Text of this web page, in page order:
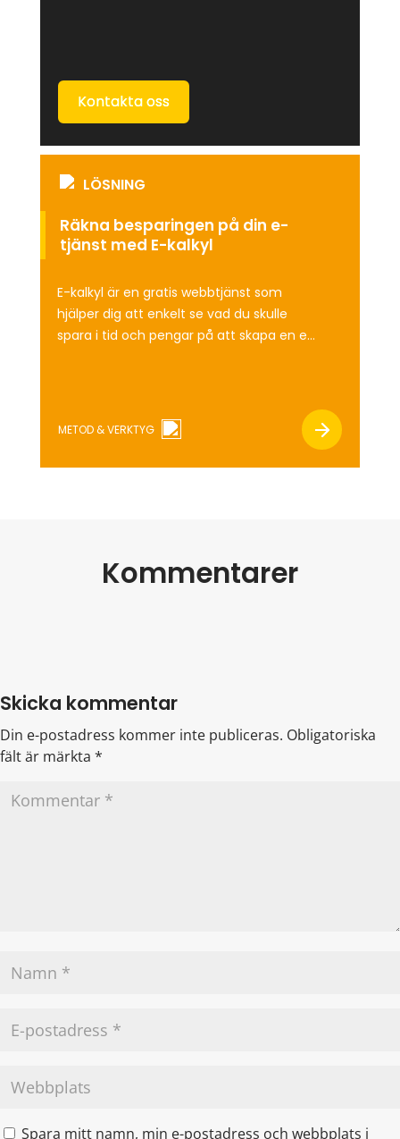
Kontakta oss
LÖSNING
Räkna besparingen på din e-
tjänst med E-kalkyl
E-kalkyl är en gratis webbtjänst som
hjälper dig att enkelt se vad du skulle
spara i tid och pengar på att skapa en e-
din tjänst. Har du inga egna siffror så
METOD & VERKTYG
Kommentarer
Skicka kommentar
Din e-postadress kommer inte publiceras. Obligatoriska
fält är märkta *
Spara mitt namn, min e-postadress och webbplats i